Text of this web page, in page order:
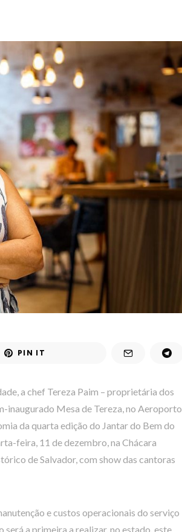
PIN IT
a chef Tereza Paim – proprietária dos
inaugurado Mesa de Tereza, no Aeroporto
da quarta edição do Jantar do Bem do
feira, 11 de dezembro, na Chácara
de Salvador, com show das cantoras
e custos operacionais do serviço
a primeira a realizar, no estado, este